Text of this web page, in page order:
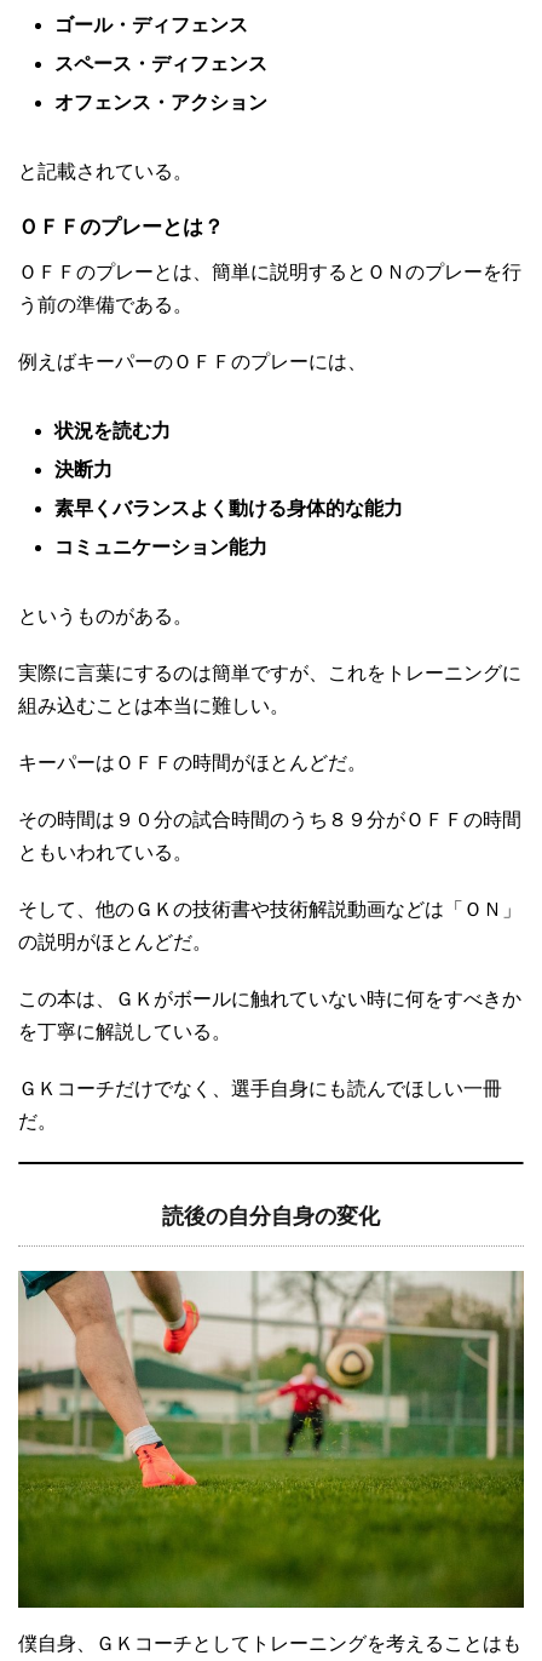
ゴール・ディフェンス
スペース・ディフェンス
オフェンス・アクション
と記載されている。
ＯＦＦのプレーとは？
ＯＦＦのプレーとは、簡単に説明するとＯＮのプレーを行
う前の準備である。
例えばキーパーのＯＦＦのプレーには、
状況を読む力
決断力
素早くバランスよく動ける身体的な能力
コミュニケーション能力
というものがある。
実際に言葉にするのは簡単ですが、これをトレーニングに
組み込むことは本当に難しい。
キーパーはＯＦＦの時間がほとんどだ。
その時間は９０分の試合時間のうち８９分がＯＦＦの時間
ともいわれている。
そして、他のＧＫの技術書や技術解説動画などは「ＯＮ」
の説明がほとんどだ。
この本は、ＧＫがボールに触れていない時に何をすべきか
を丁寧に解説している。
ＧＫコーチだけでなく、選手自身にも読んでほしい一冊
だ。
読後の自分自身の変化
僕自身、ＧＫコーチとしてトレーニングを考えることはも